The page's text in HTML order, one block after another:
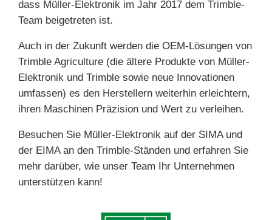
dass Müller-Elektronik im Jahr 2017 dem Trimble-
Team beigetreten ist.
Auch in der Zukunft werden die OEM-Lösungen von
Trimble Agriculture (die ältere Produkte von Müller-
Elektronik und Trimble sowie neue Innovationen
umfassen) es den Herstellern weiterhin erleichtern,
ihren Maschinen Präzision und Wert zu verleihen.
Besuchen Sie Müller-Elektronik auf der SIMA und
der EIMA an den Trimble-Ständen und erfahren Sie
mehr darüber, wie unser Team Ihr Unternehmen
unterstützen kann!